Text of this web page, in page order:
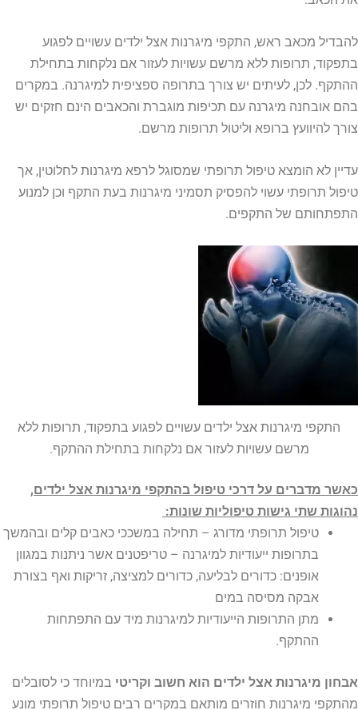
להבדיל מכאב ראש, התקפי מיגרנות אצל ילדים עשויים לפגוע
בתפקוד, תרופות ללא מרשם עשויות לעזור אם נלקחות בתחילת
ההתקף. לכן, לעיתים יש צורך בתרופה ספציפית למיגרנה. במקרים
בהם אובחנה מיגרנה עם תכיפות מוגברת והכאבים הינם חזקים יש
צורך להיוועץ ברופא וליטול תרופות מרשם.
עדיין לא הומצא טיפול תרופתי שמסוגל לרפא מיגרנות לחלוטין, אך
טיפול תרופתי עשוי להפסיק תסמיני מיגרנות בעת התקף וכן למנוע
התפתחותם של התקפים.
התקפי מיגרנות אצל ילדים עשויים לפגוע בתפקוד, תרופות ללא
מרשם עשויות לעזור אם נלקחות בתחילת ההתקף.
כאשר מדברים על דרכי טיפול בהתקפי מיגרנות אצל ילדים,
נהוגות שתי גישות טיפוליות שונות:
טיפול תרופתי מדורג – תחילה במשככי כאבים קלים ובהמשך
בתרופות ייעודיות למיגרנה – טריפטנים אשר ניתנות במגוון
אופנים: כדורים לבליעה, כדורים למציצה, זריקות ואף בצורת
אבקה מסיסה במים
מתן התרופות הייעודיות למיגרנות מיד עם התפתחות
ההתקף.
אבחון מיגרנות אצל ילדים הוא חשוב וקריטי במיוחד כי לסובלים
מהתקפי מיגרנות חוזרים מותאם במקרים רבים טיפול תרופתי מונע